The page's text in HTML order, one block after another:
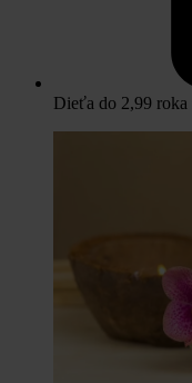
Dieťa do 2,99 roka